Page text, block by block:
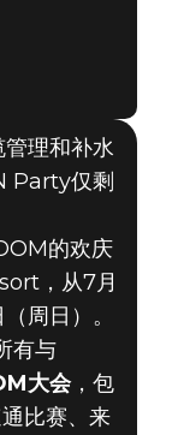
理和补水
Party仅剩
的欢庆
，从7月
周日）。
有与
大会，包
比赛、来